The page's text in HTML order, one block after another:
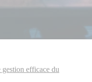
efficace du